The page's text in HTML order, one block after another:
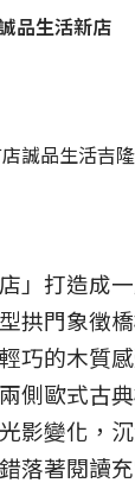
品生活新店
誠品生活吉
」打造成
拱門象徵
巧的木質
側歐式古
影變化，
落著閱讀